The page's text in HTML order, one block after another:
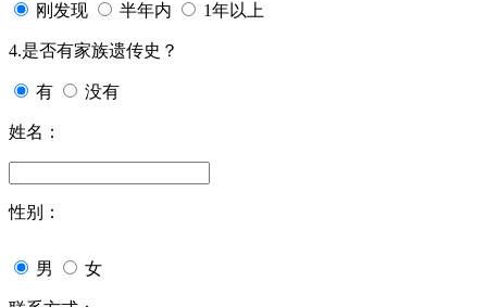
刚发现 半年内 1年以上
4.是否有家族遗传史？
有 没有
姓名：
性别：
男 女